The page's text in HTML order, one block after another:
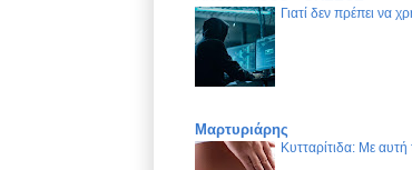
Γιατί δεν πρέπει να
Μαρτυριάρης
Κυτταρίτιδα: Με αυτή